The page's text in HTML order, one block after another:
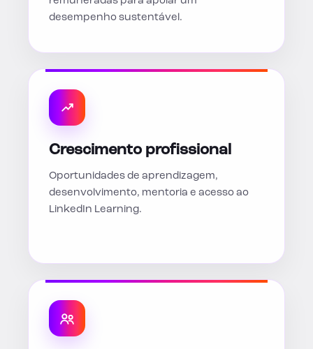
desempenho sustentável.
Crescimento profissional
Oportunidades de aprendizagem,
desenvolvimento, mentoria e acesso ao
LinkedIn Learning.